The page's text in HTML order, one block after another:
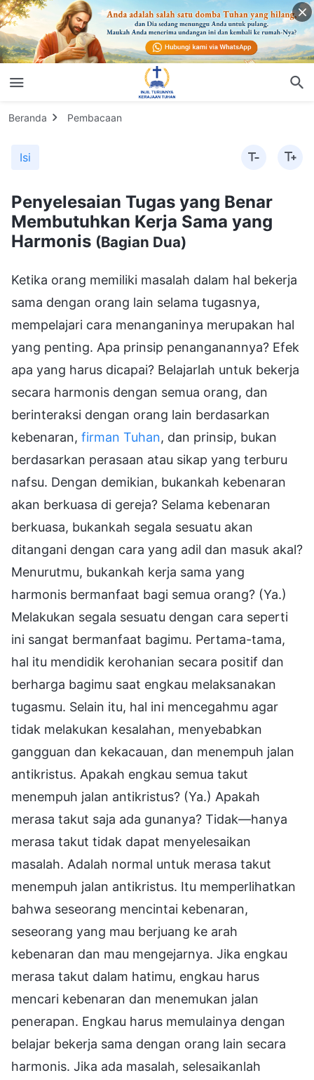
Beranda Pembacaan
Isi
Penyelesaian Tugas yang Benar
Membutuhkan Kerja Sama yang
Harmonis (Bagian Dua)
Ketika orang memiliki masalah dalam hal bekerja
sama dengan orang lain selama tugasnya,
mempelajari cara menanganinya merupakan hal
yang penting. Apa prinsip penanganannya? Efek
apa yang harus dicapai? Belajarlah untuk bekerja
secara harmonis dengan semua orang, dan
berinteraksi dengan orang lain berdasarkan
kebenaran, firman Tuhan, dan prinsip, bukan
berdasarkan perasaan atau sikap yang terburu
nafsu. Dengan demikian, bukankah kebenaran
akan berkuasa di gereja? Selama kebenaran
berkuasa, bukankah segala sesuatu akan
ditangani dengan cara yang adil dan masuk akal?
Menurutmu, bukankah kerja sama yang
harmonis bermanfaat bagi semua orang? (Ya.)
Melakukan segala sesuatu dengan cara seperti
ini sangat bermanfaat bagimu. Pertama-tama,
hal itu mendidik kerohanian secara positif dan
berharga bagimu saat engkau melaksanakan
tugasmu. Selain itu, hal ini mencegahmu agar
tidak melakukan kesalahan, menyebabkan
gangguan dan kekacauan, dan menempuh jalan
antikristus. Apakah engkau semua takut
menempuh jalan antikristus? (Ya.) Apakah
merasa takut saja ada gunanya? Tidak—hanya
merasa takut tidak dapat menyelesaikan
masalah. Adalah normal untuk merasa takut
menempuh jalan antikristus. Itu memperlihatkan
bahwa seseorang mencintai kebenaran,
seseorang yang mau berjuang ke arah
kebenaran dan mau mengejarnya. Jika engkau
merasa takut dalam hatimu, engkau harus
mencari kebenaran dan menemukan jalan
penerapan. Engkau harus memulainya dengan
belajar bekerja sama dengan orang lain secara
harmonis. Jika ada masalah, selesaikanlah